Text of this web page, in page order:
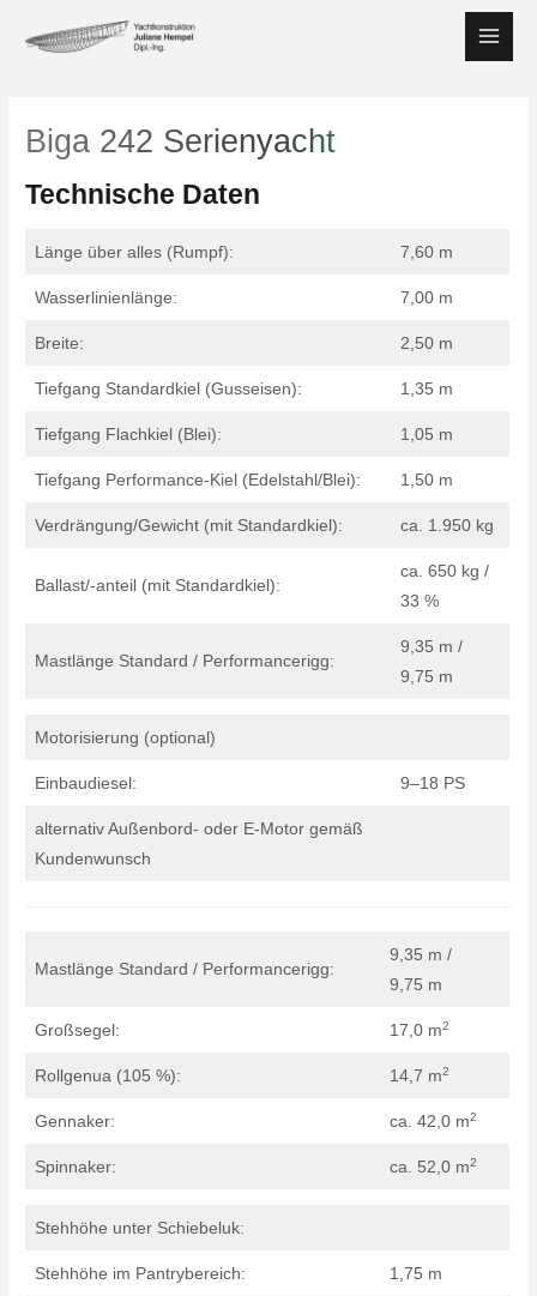
Inhalt
Main
Biga 242 Serienyacht
Technische Daten
Länge über alles (Rumpf): 7,60 m
Wasserlinienlänge: 7,00 m
Breite: 2,50 m
Tiefgang Standardkiel (Gusseisen): 1,35 m
Tiefgang Flachkiel (Blei): 1,05 m
Tiefgang Performance-Kiel (Edelstahl/Blei): 1,50 m
Verdrängung/Gewicht (mit Standardkiel): ca. 1.950 kg
Ballast/-anteil (mit Standardkiel):
ca. 650 kg /
33 %
Mastlänge Standard / Performancerigg:
9,35 m /
9,75 m
Motorisierung (optional)
Einbaudiesel: 9–18 PS
alternativ Außenbord- oder E-Motor gemäß
Kundenwunsch
Mastlänge Standard / Performancerigg:
9,35 m /
9,75 m
Großsegel: 17,0 m2
Rollgenua (105 %): 14,7 m2
Gennaker: ca. 42,0 m2
Spinnaker: ca. 52,0 m2
Stehhöhe unter Schiebeluk:
Stehhöhe im Pantrybereich: 1,75 m